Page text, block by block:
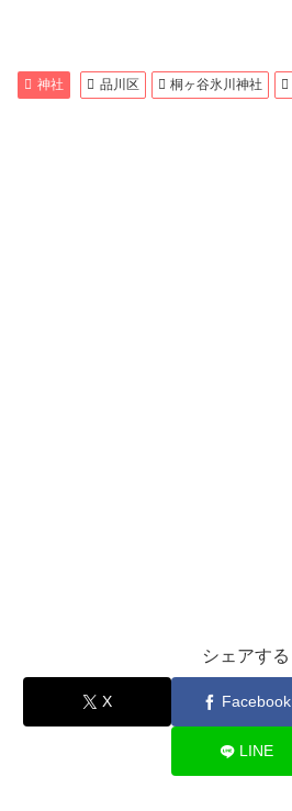
神社 品川区 桐ヶ谷氷川神社
シェアする
X Facebook
LINE